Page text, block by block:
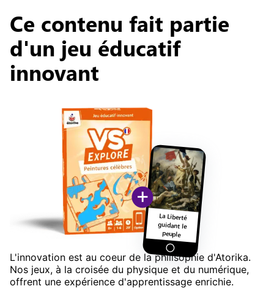
Ce contenu fait partie
d'un jeu éducatif
innovant
L'innovation est au coeur de la philisophie d'Atorika.
Nos jeux, à la croisée du physique et du numérique,
offrent une expérience d'apprentissage enrichie.
La Liberté
guidant le
peuple
+